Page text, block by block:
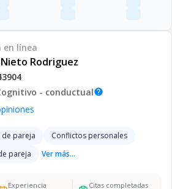
en línea
Rodriguez
- conductualhelp
pareja
Conflictos personales
pareja Ver más...
Experiencia Citas completadas